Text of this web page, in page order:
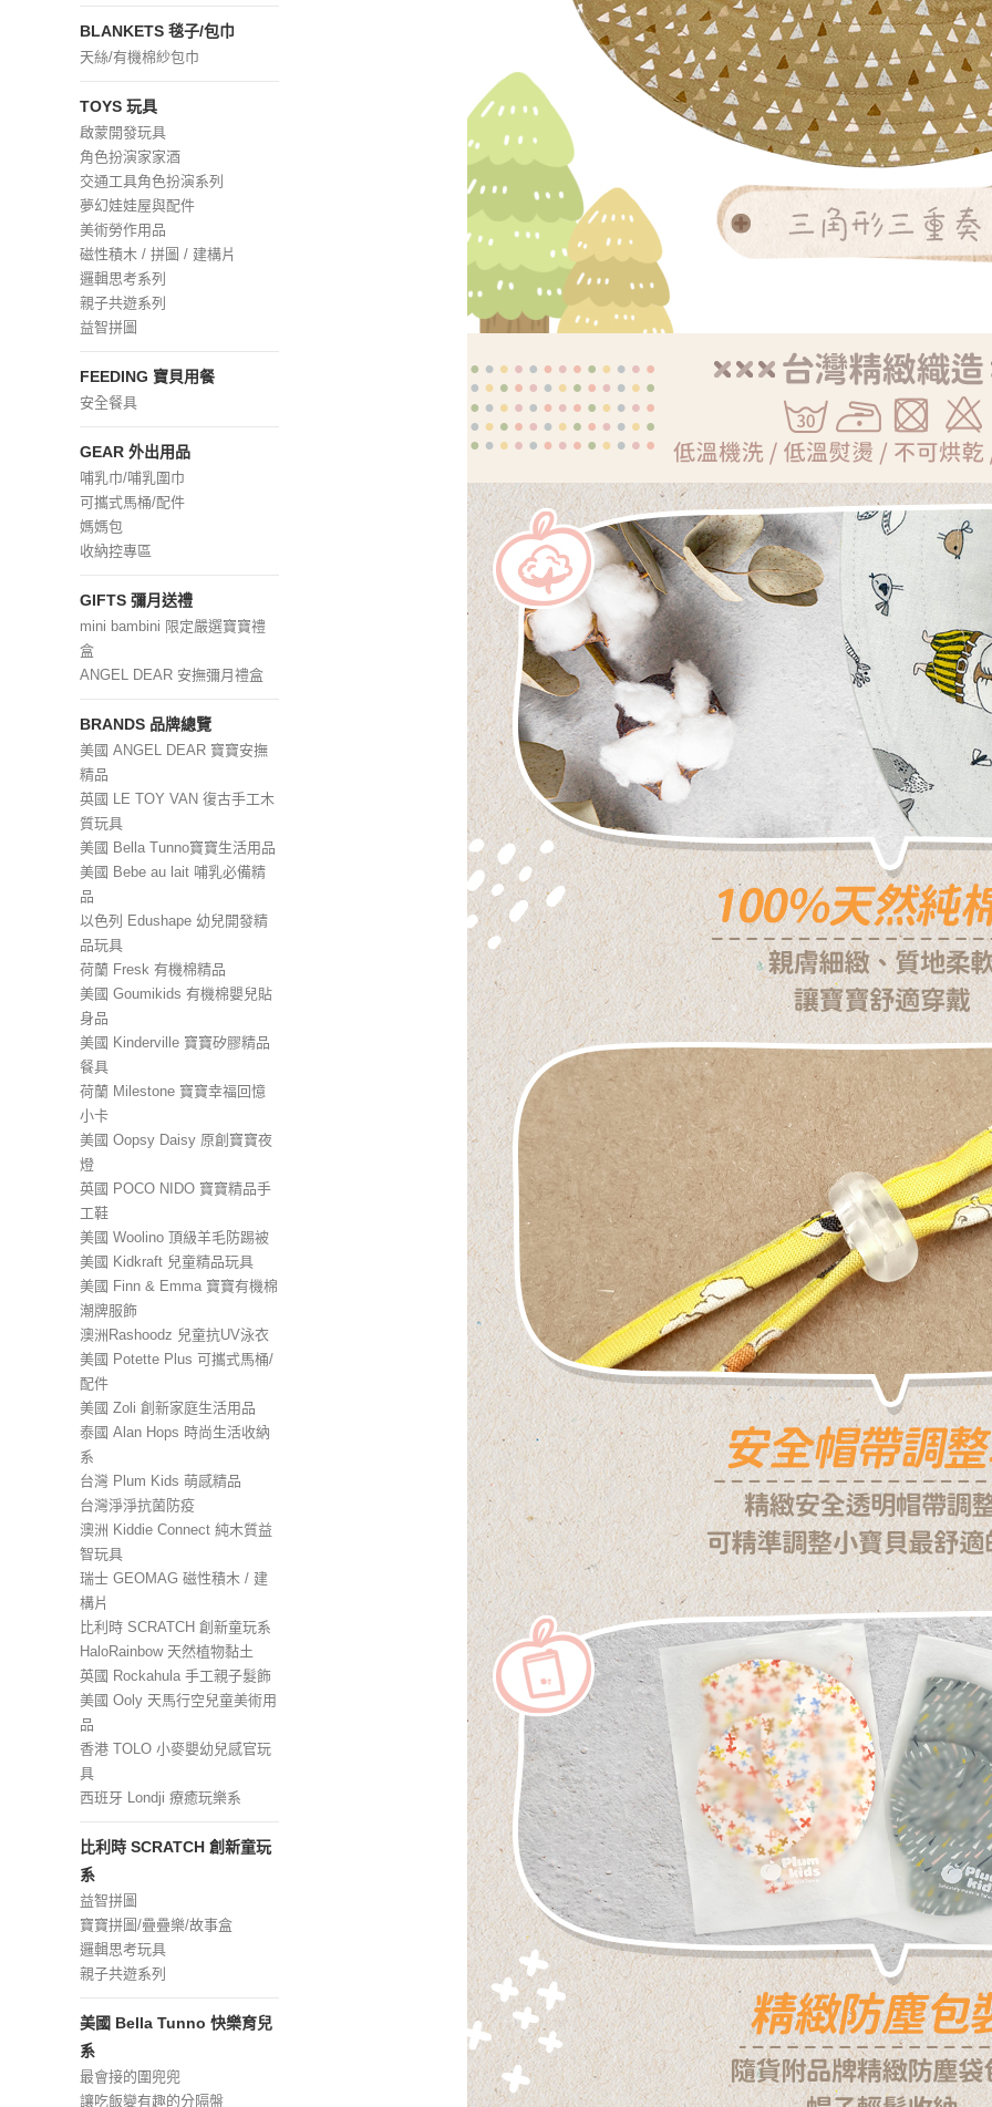
BLANKETS 毯子/包巾
天絲/有機棉紗包巾
TOYS 玩具
啟蒙開發玩具
角色扮演家家酒
交通工具角色扮演系列
夢幻娃娃屋與配件
美術勞作用品
磁性積木 / 拼圖 / 建構片
邏輯思考系列
親子共遊系列
益智拼圖
FEEDING 寶貝用餐
安全餐具
GEAR 外出用品
哺乳巾/哺乳圍巾
可攜式馬桶/配件
媽媽包
收納控專區
GIFTS 彌月送禮
mini bambini 限定嚴選寶寶禮
盒
ANGEL DEAR 安撫彌月禮盒
BRANDS 品牌總覽
美國 ANGEL DEAR 寶寶安撫
精品
英國 LE TOY VAN 復古手工木
質玩具
美國 Bella Tunno寶寶生活用品
美國 Bebe au lait 哺乳必備精
品
以色列 Edushape 幼兒開發精
品玩具
荷蘭 Fresk 有機棉精品
美國 Goumikids 有機棉嬰兒貼
身品
美國 Kinderville 寶寶矽膠精品
餐具
荷蘭 Milestone 寶寶幸福回憶
小卡
美國 Oopsy Daisy 原創寶寶夜
燈
英國 POCO NIDO 寶寶精品手
工鞋
美國 Woolino 頂級羊毛防踢被
美國 Kidkraft 兒童精品玩具
美國 Finn & Emma 寶寶有機棉
潮牌服飾
澳洲Rashoodz 兒童抗UV泳衣
美國 Potette Plus 可攜式馬桶/
配件
美國 Zoli 創新家庭生活用品
泰國 Alan Hops 時尚生活收納
系
台灣 Plum Kids 萌感精品
台灣淨淨抗菌防疫
澳洲 Kiddie Connect 純木質益
智玩具
瑞士 GEOMAG 磁性積木 / 建
構片
比利時 SCRATCH 創新童玩系
HaloRainbow 天然植物黏土
英國 Rockahula 手工親子髮飾
美國 Ooly 天馬行空兒童美術用
品
香港 TOLO 小麥嬰幼兒感官玩
具
西班牙 Londji 療癒玩樂系
比利時 SCRATCH 創新童玩
系
益智拼圖
寶寶拼圖/疊疊樂/故事盒
邏輯思考玩具
親子共遊系列
美國 Bella Tunno 快樂育兒
系
最會接的圍兜兜
讓吃飯變有趣的分隔盤